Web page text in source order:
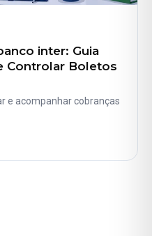
inter: Guia
Controlar Boletos
e acompanhar cobranças